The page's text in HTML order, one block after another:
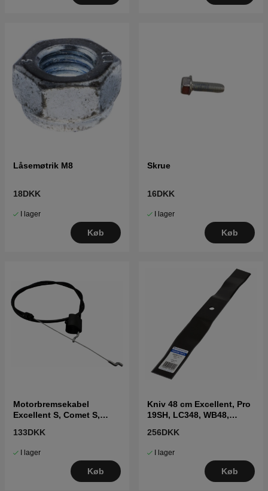
Låsemøtrik M8
18DKK
I lager
Køb
Skrue
16DKK
I lager
Køb
Motorbremsekabel
Excellent S, Comet S,
133DKK
I lager
Køb
Kniv 48 cm Excellent, Pro
19SH, LC348, WB48,
256DKK
I lager
Køb